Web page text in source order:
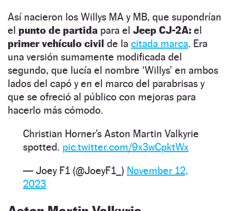
Así nacieron los Willys MA y MB, que supondrían
el punto de partida para el Jeep CJ-2A: el
primer vehículo civil de la citada marca. Era
una versión sumamente modificada del
segundo, que lucía el nombre ‘Willys’ en ambos
lados del capó y en el marco del parabrisas y
que se ofreció al público con mejoras para
hacerlo más cómodo.
Christian Horner’s Aston Martin Valkyrie
spotted. pic.twitter.com/9x3wCpktWx
— Joey F1 (@JoeyF1_) November 12,
2023